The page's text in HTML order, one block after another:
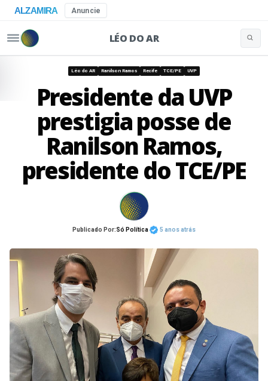
ALZAMIRA Anuncie
LÉO DO AR
Léo do AR Ranilson Ramos Recife TCE/PE UVP
Presidente da UVP
prestigia posse de
Ranilson Ramos,
presidente do TCE/PE
Publicado Por:Só Política 5 anos atrás